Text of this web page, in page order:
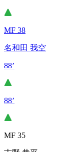
MF 38
名和田 我空
88’
88’
MF 35